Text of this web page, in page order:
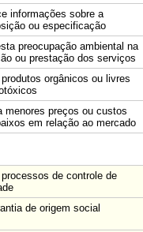
informações sobre a
ou especificação
preocupação ambiental na
ou prestação dos serviços
orgânicos ou livres
menores preços ou custos
em relação ao mercado
de controle de
de origem social